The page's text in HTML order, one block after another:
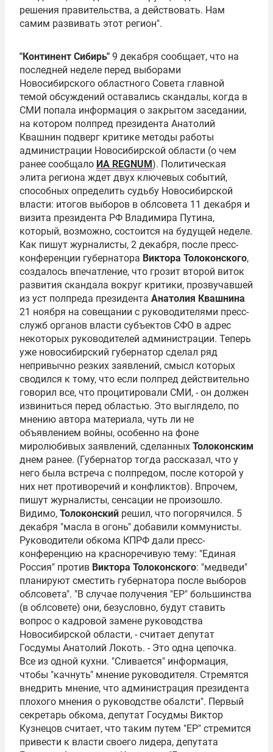
решения правительства, а действовать. Нам
самим развивать этот регион".
"Континент Сибирь" 9 декабря сообщает, что на
последней неделе перед выборами
Новосибирского областного Совета главной
темой обсуждений оставались скандалы, когда в
СМИ попала информация о закрытом заседании,
на котором полпред президента Анатолий
Квашнин подверг критике методы работы
администрации Новосибирской области (о чем
ранее сообщало ИА REGNUM). Политическая
элита региона ждет двух ключевых событий,
способных определить судьбу Новосибирской
власти: итогов выборов в облсовета 11 декабря и
визита президента РФ Владимира Путина,
который, возможно, состоится на будущей неделе.
Как пишут журналисты, 2 декабря, после пресс-
конференции губернатора Виктора Толоконского,
создалось впечатление, что грозит второй виток
развития скандала вокруг критики, прозвучавшей
из уст полпреда президента Анатолия Квашнина
21 ноября на совещании с руководителями пресс-
служб органов власти субъектов СФО в адрес
некоторых руководителей администрации. Теперь
уже новосибирский губернатор сделал ряд
непривычно резких заявлений, смысл которых
сводился к тому, что если полпред действительно
говорил все, что процитировали СМИ, - он должен
извиниться перед областью. Это выглядело, по
мнению автора материала, чуть ли не
объявлением войны, особенно на фоне
миролюбивых заявлений, сделанных Толоконским
днем ранее. (Губернатор тогда рассказал, что у
него была встреча с полпредом, после которой у
них нет противоречий и конфликтов). Впрочем,
пишут журналисты, сенсации не произошло.
Видимо, Толоконский решил, что погорячился. 5
декабря "масла в огонь" добавили коммунисты.
Руководители обкома КПРФ дали пресс-
конференцию на красноречивую тему: "Единая
Россия" против Виктора Толоконского: "медведи"
планируют сместить губернатора после выборов
облсовета". "В случае получения "ЕР" большинства
(в облсовете) они, безусловно, будут ставить
вопрос о кадровой замене руководства
Новосибирской области, - считает депутат
Госдумы Анатолий Локоть. - Это одна цепочка.
Все из одной кухни. "Сливается" информация,
чтобы "качнуть" мнение руководителя. Стремятся
внедрить мнение, что администрация президента
плохого мнения о руководстве обалсти". Первый
секретарь обкома, депутат Госудмы Виктор
Кузнецов считает, что таким путем "ЕР" стремится
привести к власти своего лидера, депутата